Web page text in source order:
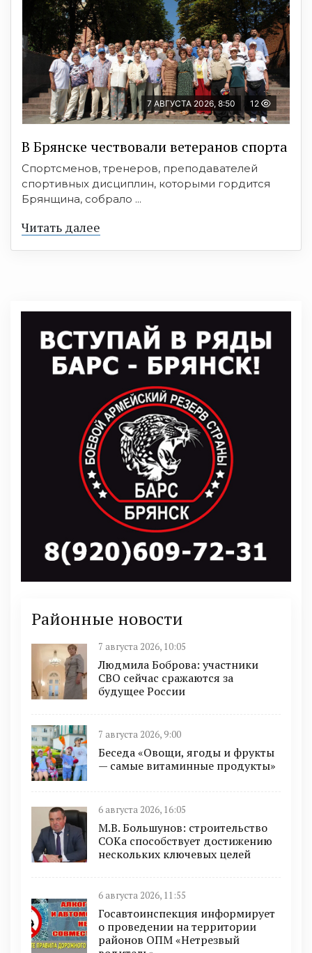
7 АВГУСТА 2026, 8:50 12
В Брянске чествовали ветеранов спорта
Спортсменов, тренеров, преподавателей
спортивных дисциплин, которыми гордится
Брянщина, собрало ...
Читать далее
Районные новости
7 августа 2026, 10:05
Людмила Боброва: участники
СВО сейчас сражаются за
будущее России
7 августа 2026, 9:00
Беседа «Овощи, ягоды и фрукты
— самые витаминные продукты»
6 августа 2026, 16:05
М.В. Большунов: строительство
СОКа способствует достижению
нескольких ключевых целей
6 августа 2026, 11:55
Госавтоинспекция информирует
о проведении на территории
районов ОПМ «Нетрезвый